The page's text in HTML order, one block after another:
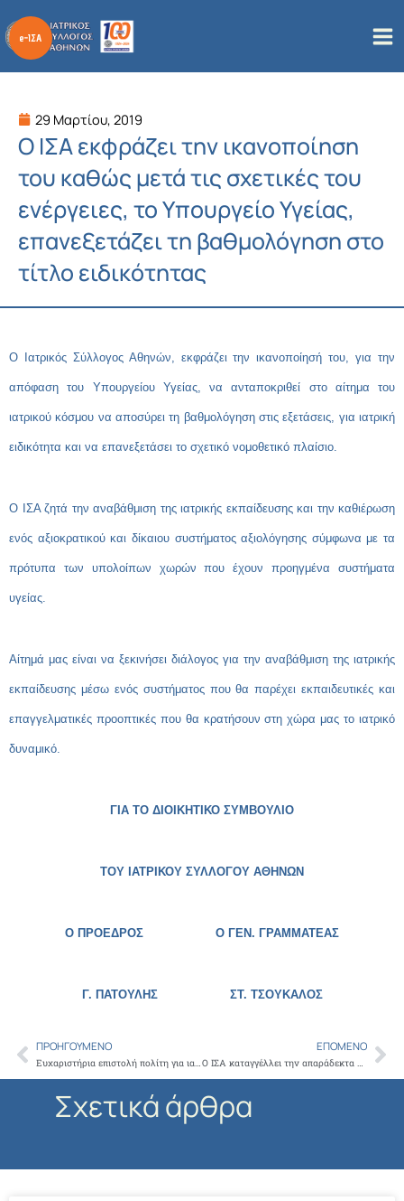
στο
περιεχόμενο
29 Μαρτίου, 2019
Ο ΙΣΑ εκφράζει την ικανοποίηση
του καθώς μετά τις σχετικές του
ενέργειες, το Υπουργείο Υγείας,
επανεξετάζει τη βαθμολόγηση στο
τίτλο ειδικότητας
Ο Ιατρικός Σύλλογος Αθηνών, εκφράζει την ικανοποίησή του, για την
απόφαση του Υπουργείου Υγείας, να ανταποκριθεί στο αίτημα του
ιατρικού κόσμου να αποσύρει τη βαθμολόγηση στις εξετάσεις, για ιατρική
ειδικότητα και να επανεξετάσει το σχετικό νομοθετικό πλαίσιο.
Ο ΙΣΑ ζητά την αναβάθμιση της ιατρικής εκπαίδευσης και την καθιέρωση
ενός αξιοκρατικού και δίκαιου συστήματος αξιολόγησης σύμφωνα με τα
πρότυπα των υπολοίπων χωρών που έχουν προηγμένα συστήματα
υγείας.
Αίτημά μας είναι να ξεκινήσει διάλογος για την αναβάθμιση της ιατρικής
εκπαίδευσης μέσω ενός συστήματος που θα παρέχει εκπαιδευτικές και
επαγγελματικές προοπτικές που θα κρατήσουν στη χώρα μας το ιατρικό
δυναμικό.
ΓΙΑ ΤΟ ΔΙΟΙΚΗΤΙΚΟ ΣΥΜΒΟΥΛΙΟ
ΤΟΥ ΙΑΤΡΙΚΟΥ ΣΥΛΛΟΓΟΥ ΑΘΗΝΩΝ
Ο ΠΡΟΕΔΡΟΣ Ο ΓΕΝ. ΓΡΑΜΜΑΤΕΑΣ
Γ. ΠΑΤΟΥΛΗΣ ΣΤ. ΤΣΟΥΚΑΛΟΣ
Prev
ΠΡΟΗΓΟΎΜΕΝΟ
Ευχαριστήρια επιστολή πολίτη για ιατρό κα. Τσατσάνη Παναγιώτα
ΕΠΌΜΕΝΟ
Ο ΙΣΑ καταγγέλλει την απαράδεκτα μεγάλη αναμονή, για την έναρξη ακτινοθεραπείας και ζητά να ενταχθούν άμεσα τα Ακτινοθεραπευτικά τμήματα, στην ολοήμερη λειτουργία των νοσοκομείων
Σχετικά άρθρα